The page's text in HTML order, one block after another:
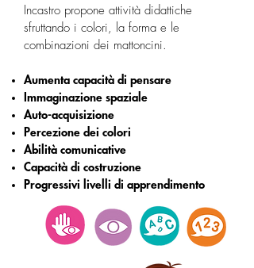
Incastro propone attività didattiche
sfruttando i colori, la forma e le
combinazioni dei mattoncini.
Aumenta capacità di pensare
Immaginazione spaziale
Auto-acquisizione
Percezione dei colori
Abilità comunicative
Capacità di costruzione
Progressivi livelli di apprendimento